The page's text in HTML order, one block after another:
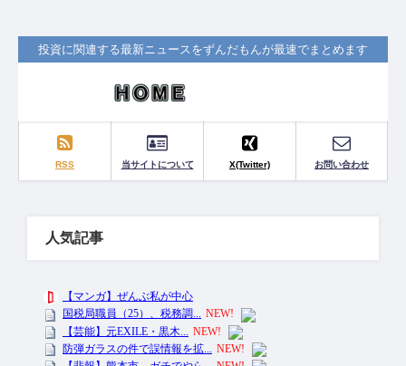
投資に関連する最新ニュースをずんだもんが最速でまとめます
RSS 当サイトについて X(Twitter) お問い合わせ
人気記事